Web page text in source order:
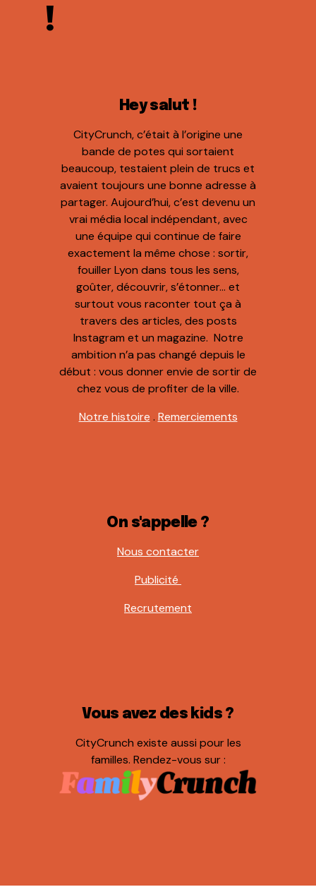
!
Hey salut !
CityCrunch, c’était à l’origine une
bande de potes qui sortaient
beaucoup, testaient plein de trucs et
avaient toujours une bonne adresse à
partager. Aujourd’hui, c’est devenu un
vrai média local indépendant, avec
une équipe qui continue de faire
exactement la même chose : sortir,
fouiller Lyon dans tous les sens,
goûter, découvrir, s’étonner… et
surtout vous raconter tout ça à
travers des articles, des posts
Instagram et un magazine. Notre
ambition n’a pas changé depuis le
début : vous donner envie de sortir de
chez vous de profiter de la ville.
Notre histoire . Remerciements
On s'appelle ?
Nous contacter
Publicité
Recrutement
Vous avez des kids ?
CityCrunch existe aussi pour les
familles. Rendez-vous sur :